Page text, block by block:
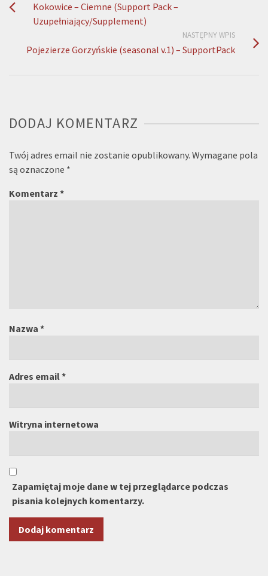
Kokowice – Ciemne (Support Pack –
Uzupełniający/Supplement)
NASTĘPNY WPIS
Pojezierze Gorzyńskie (seasonal v.1) – SupportPack
DODAJ KOMENTARZ
Twój adres email nie zostanie opublikowany. Wymagane pola
są oznaczone *
Komentarz *
Nazwa *
Adres email*
Witryna internetowa
Zapamiętaj moje dane w tej przeglądarce podczas
pisania kolejnych komentarzy.